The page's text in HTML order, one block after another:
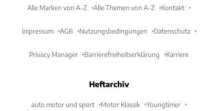
Alle Marken von A-Z Alle Themen von A-Z Kontakt
Impressum AGB Nutzungsbedingungen Datenschutz
Privacy Manager Barrierefreiheitserklärung Karriere
Heftarchiv
auto motor und sport Motor Klassik Youngtimer